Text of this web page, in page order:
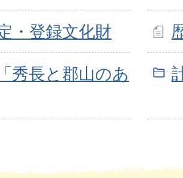
・登録文化財
秀長と郡山のあ